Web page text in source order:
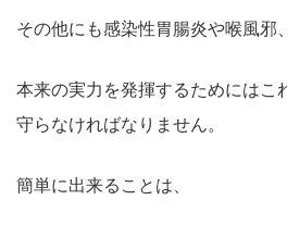
その他にも感染性胃腸炎や喉風邪
本来の実力を発揮するためにはこ
守らなければなりません。
簡単に出来ることは、